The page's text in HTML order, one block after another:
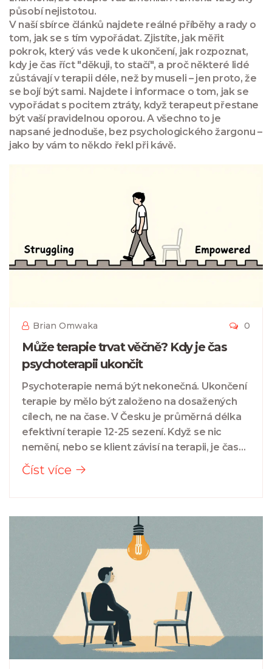
působí nejistotou.
V naší sbírce článků najdete reálné příběhy a rady o
tom, jak se s tím vypořádat. Zjistíte, jak měřit
pokrok, který vás vede k ukončení, jak rozpoznat,
kdy je čas říct "děkuji, to stačí", a proč některé lidé
zůstávají v terapii déle, než by museli – jen proto, že
se bojí být sami. Najdete i informace o tom, jak se
vypořádat s pocitem ztráty, když terapeut přestane
být vaší pravidelnou oporou. A všechno to je
napsané jednoduše, bez psychologického žargonu –
jako by vám to někdo řekl při kávě.
Brian Omwaka 0
Může terapie trvat věčně? Kdy je čas
psychoterapii ukončit
Psychoterapie nemá být nekonečná. Ukončení
terapie by mělo být založeno na dosažených
cílech, ne na čase. V Česku je průměrná délka
efektivní terapie 12-25 sezení. Když se nic
nemění, nebo se klient závisí na terapii, je čas
přemýšlet o ukončení.
Číst více